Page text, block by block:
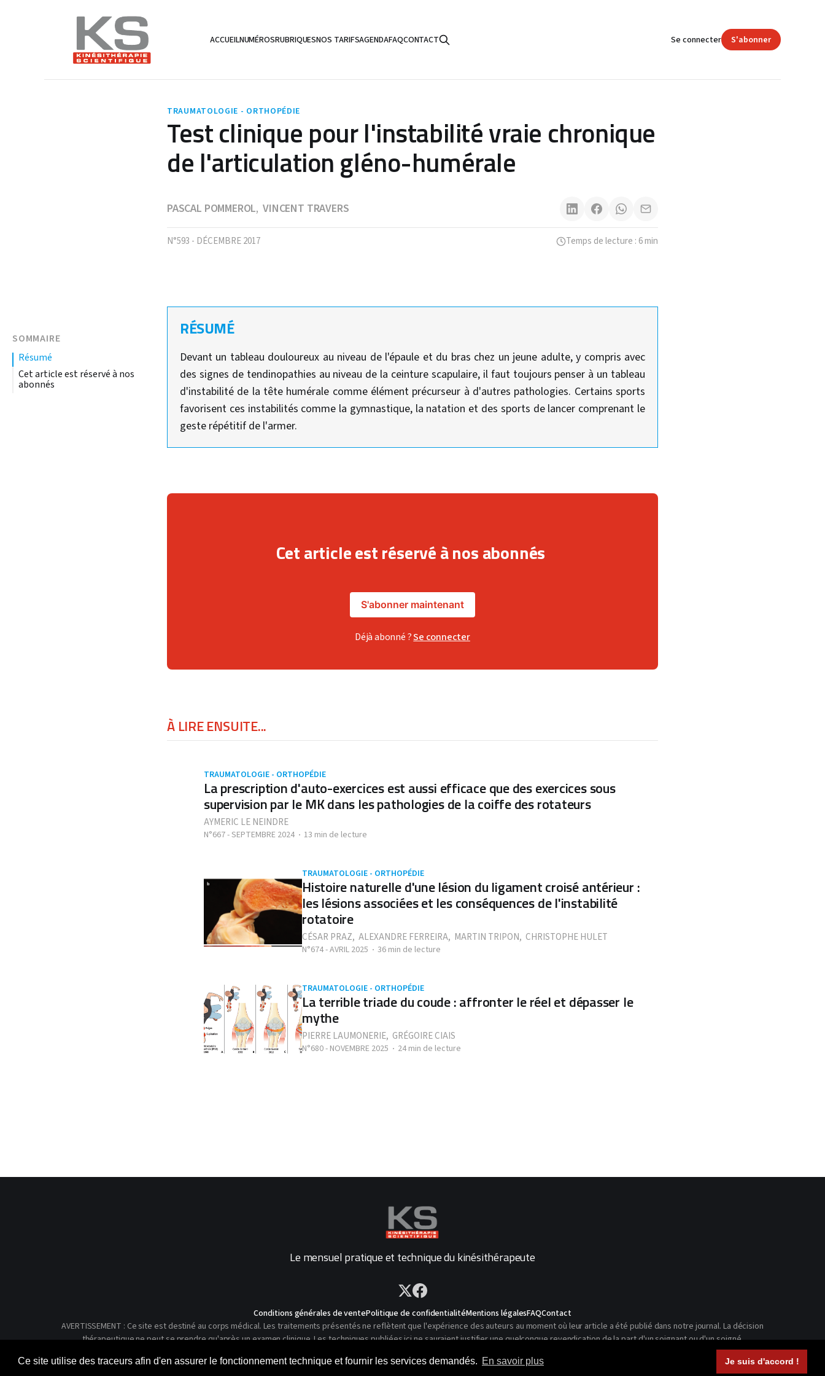
Ce site utilise des traceurs afin d'en assurer le fonctionnement technique et fournir les services demandés. En savoir plus Je suis d'accord !
ACCUEILNUMÉROSRUBRIQUESNOS TARIFSAGENDAFAQCONTACT Se connecter S'abonner
TRAUMATOLOGIE - ORTHOPÉDIE
Test clinique pour l'instabilité vraie chronique
de l'articulation gléno-humérale
PASCAL POMMEROL,VINCENT TRAVERS
N°593 - DÉCEMBRE 2017 Temps de lecture : 6 min
SOMMAIRE
résumé
Cet article est réservé à nos
abonnés
RÉSUMÉ
Devant un tableau douloureux au niveau de l'épaule et du bras chez un jeune adulte, y compris avec
des signes de tendinopathies au niveau de la ceinture scapulaire, il faut toujours penser à un tableau
d'instabilité de la tête humérale comme élément précurseur à d'autres pathologies. Certains sports
favorisent ces instabilités comme la gymnastique, la natation et des sports de lancer comprenant le
geste répétitif de l'armer.
Cet article est réservé à nos abonnés
S'abonner maintenant
Déjà abonné ?Se connecter
À LIRE ENSUITE...
TRAUMATOLOGIE - ORTHOPÉDIE
La prescription d'auto-exercices est aussi efficace que des exercices sous
supervision par le MK dans les pathologies de la coiffe des rotateurs
AYMERIC LE NEINDRE
N°667 - SEPTEMBRE 2024 13 min de lecture
TRAUMATOLOGIE - ORTHOPÉDIE
Histoire naturelle d'une lésion du ligament croisé antérieur :
les lésions associées et les conséquences de l'instabilité
rotatoire
CÉSAR PRAZ, ALEXANDRE FERREIRA, MARTIN TRIPON, CHRISTOPHE HULET
N°674 - AVRIL 2025 36 min de lecture
TRAUMATOLOGIE - ORTHOPÉDIE
La terrible triade du coude : affronter le réel et dépasser le
mythe
PIERRE LAUMONERIE, GRÉGOIRE CIAIS
N°680 - NOVEMBRE 2025 24 min de lecture
Le mensuel pratique et technique du kinésithérapeute
Conditions générales de ventePolitique de confidentialitéMentions légalesFAQContact
AVERTISSEMENT : Ce site est destiné au corps médical. Les traitements présentés ne reflètent que l'expérience des auteurs au moment où leur article a été publié dans notre journal. La décision
thérapeutique ne peut se prendre qu'après un examen clinique. Les techniques publiées ici ne sauraient justifier une quelconque revendication de la part d'un soignant ou d'un soigné.